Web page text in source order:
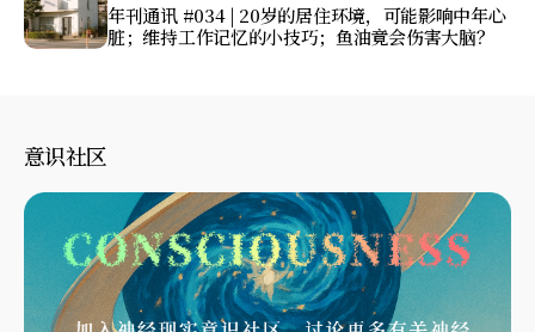
年刊通讯 #034 | 20岁的居住环境，可能影响中年心
脏；维持工作记忆的小技巧；鱼油竟会伤害大脑？
意识社区